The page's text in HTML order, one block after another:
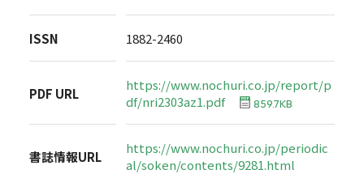
ISSN 1882-2460
PDF URL
https://www.nochuri.co.jp/report/p
df/nri2303az1.pdf
859.7KB
書誌情報URL
https://www.nochuri.co.jp/periodic
al/soken/contents/9281.html